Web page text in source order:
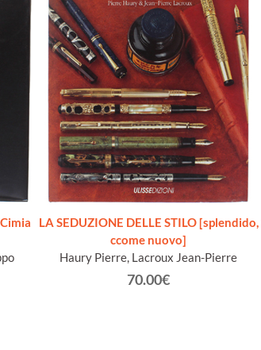
LA SEDUZIONE DELLE STILO [splendido,
ccome nuovo]
Haury Pierre, Lacroux Jean-Pierre
70.00€